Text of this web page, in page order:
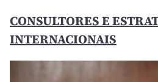
CONSULTORES E
INTERNACIONAIS